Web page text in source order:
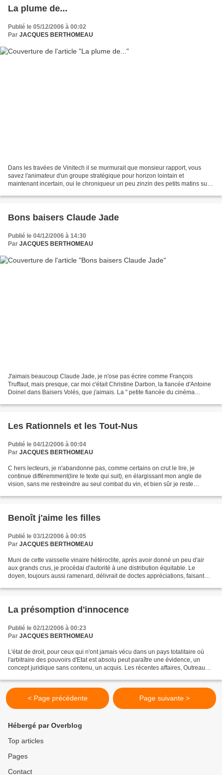
La plume de...
Publié le 05/12/2006 à 00:02
Par JACQUES BERTHOMEAU
Dans les travées de Vinitech il se murmurait que monsieur rapport, vous
savez l'animateur d'un groupe stratégique pour horizon lointain et
maintenant incertain, oui le chroniqueur un peu zinzin des petits matins sur
Bons baisers Claude Jade
Publié le 04/12/2006 à 14:30
Par JACQUES BERTHOMEAU
J'aimais beaucoup Claude Jade, je n'ose pas écrire comme François
Truffaut, mais presque, car moi c'était Christine Darbon, la fiancée d'Antoine
Doinel dans Baisers Volés, que j'aimais. La " petite fiancée du cinéma
Les Rationnels et les Tout-Nus
Publié le 04/12/2006 à 00:04
Par JACQUES BERTHOMEAU
C hers lecteurs, je n'abandonne pas, comme certains on crut le lire, je
continue différemment(lire le texte qui suit), en élargissant mon angle de
vision, sans me restreindre au seul combat du vin, et bien sûr je reste
Benoît j'aime les filles
Publié le 03/12/2006 à 00:05
Par JACQUES BERTHOMEAU
Muni de cette vaisselle vinaire hétéroclite, après avoir donné un peu d'air
aux grands crus, je procédai d'autorité à une distribution équitable. Le
doyen, toujours aussi ramenard, délivrait de doctes appréciations, faisant
La présomption d'innocence
Publié le 02/12/2006 à 00:23
Par JACQUES BERTHOMEAU
L'état de droit, pour ceux qui n'ont jamais vécu dans un pays totalitaire où
l'arbitraire des pouvoirs d'Etat est absolu peut paraître une évidence, un
concept juridique sans contenu, un acquis. Les récentes affaires, Outreau
< Page précédente Page suivante >
Hébergé par Overblog
Top articles
Pages
Contact